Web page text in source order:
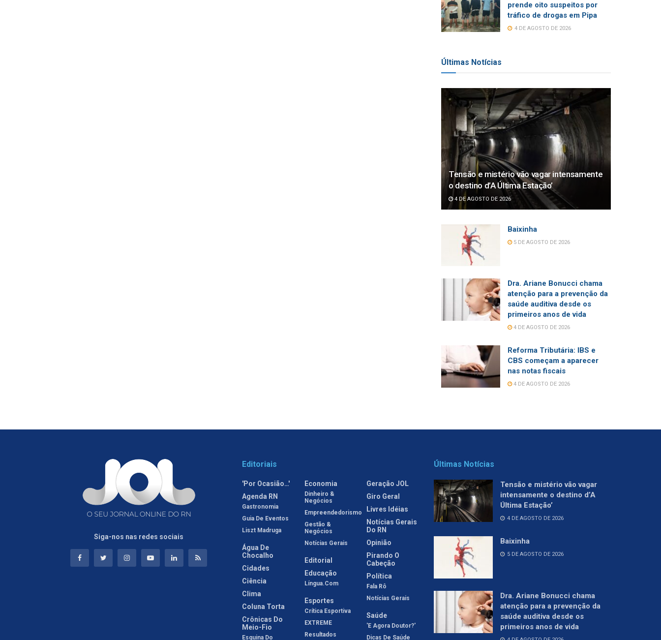
prende oito suspeitos por
tráfico de drogas em Pipa
4 DE AGOSTO DE 2026
Últimas Notícias
Tensão e mistério vão vagar intensamente
o destino d’A Última Estação’
4 DE AGOSTO DE 2026
Baixinha
5 DE AGOSTO DE 2026
Dra. Ariane Bonucci chama
atenção para a prevenção da
saúde auditiva desde os
primeiros anos de vida
4 DE AGOSTO DE 2026
Reforma Tributária: IBS e
CBS começam a aparecer
nas notas fiscais
4 DE AGOSTO DE 2026
Siga-nos nas redes sociais
Editoriais
'Por Ocasião…'
Agenda RN
Gastronomia
Guia De Eventos
Liszt Madruga
Água De
Chocalho
Cidades
Ciência
Clima
Coluna Torta
Crônicas Do
Meio-Fio
Esquina Do
Economia
Dinheiro &
Negócios
Empreendedorismo
Gestão &
Negócios
Notícias Gerais
Editorial
Educação
Língua.com
Esportes
Crítica Esportiva
EXTREME
Resultados
Geração JOL
Giro Geral
Livres Idéias
Notícias Gerais
Do RN
Opinião
Pirando O
Cabeção
Política
Fala Rô
Notícias Gerais
Saúde
'E Agora Doutor?'
Dicas De Saúde
Últimas Notícias
Tensão e mistério vão vagar
intensamente o destino d’A
Última Estação’
4 DE AGOSTO DE 2026
Baixinha
5 DE AGOSTO DE 2026
Dra. Ariane Bonucci chama
atenção para a prevenção da
saúde auditiva desde os
primeiros anos de vida